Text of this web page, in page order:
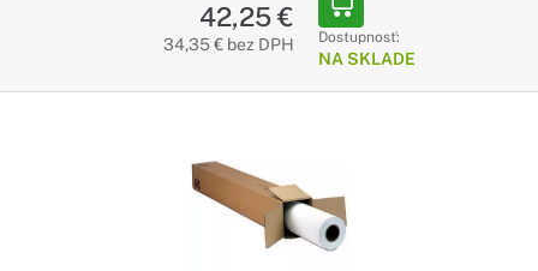
42,25 €
34,35 € bez DPH Dostupnosť:
NA SKLADE